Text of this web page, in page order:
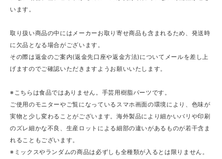
います。
取り扱い商品の中にはメーカーお取り寄せ商品も含まれるため、発送時
に欠品となる場合がございます。
その際は返金のご案内(返金先口座や返金方法)についてメールを差し上
げますのでご確認いただきますようお願いいたします。
※こちらは食品ではありません。手芸用樹脂パーツです。
ご使用のモニターやご覧になっているスマホ画面の環境により、色味が
実物と少し変わることがございます。海外製品により細かいバリや印刷
のズレ細かな不良、生産ロットによる細部の違いがあるものが若干含ま
れることもございます。
※ミックスやランダムの商品は必ずしも全種類が入るとは限りません。